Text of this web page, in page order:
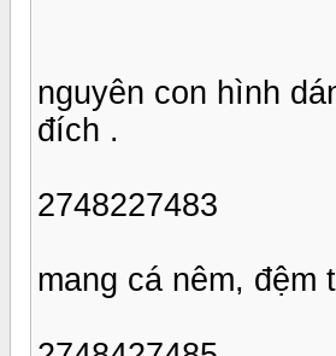
nguyên con hình
đích .
2748227483
mang cá nêm, đệm